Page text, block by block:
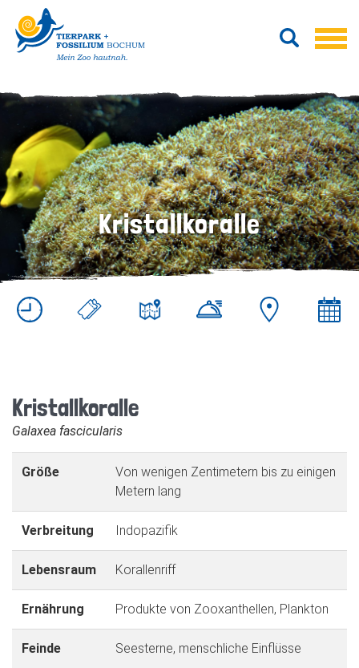
Kristallkoralle
Kristallkoralle
Galaxea fascicularis
Größe
Von wenigen Zentimetern bis zu einigen
Metern lang
Verbreitung Indopazifik
Lebensraum Korallenriff
Ernährung Produkte von Zooxanthellen, Plankton
Feinde Seesterne, menschliche Einflüsse